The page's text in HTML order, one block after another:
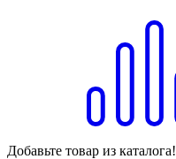
Добавьте товар из каталога!